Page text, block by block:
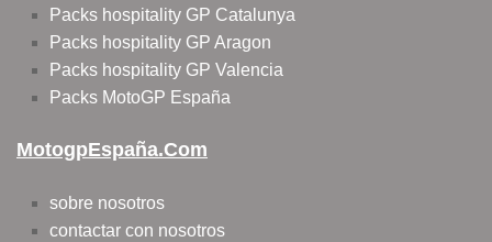
Packs hospitality GP Catalunya
Packs hospitality GP Aragon
Packs hospitality GP Valencia
Packs MotoGP España
MotogpEspaña.com
sobre nosotros
contactar con nosotros